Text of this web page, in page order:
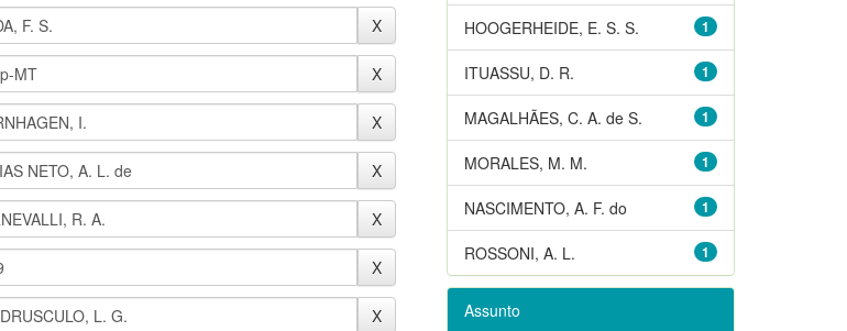
1
HOOGERHEIDE, E. S. S.
1
ITUASSU, D. R.
1
MAGALHÃES, C. A. de S.
1
MORALES, M. M.
1
NASCIMENTO, A. F. do
1
ROSSONI, A. L.
Assunto